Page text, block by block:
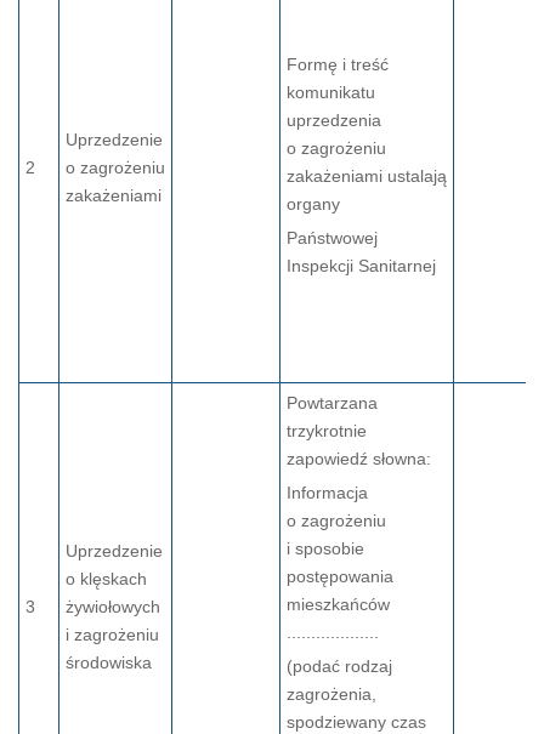
2
Uprzedzenie
o zagrożeniu
zakażeniami
Formę i treść
komunikatu
uprzedzenia
o zagrożeniu
zakażeniami ustalają
organy
Państwowej
Inspekcji Sanitarnej
3
Uprzedzenie
o klęskach
żywiołowych
i zagrożeniu
środowiska
Powtarzana
trzykrotnie
zapowiedź słowna:
Informacja
o zagrożeniu
i sposobie
postępowania
mieszkańców
(podać rodzaj
zagrożenia,
spodziewany czas